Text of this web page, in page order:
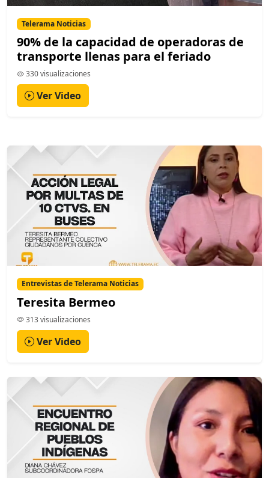
Telerama Noticias
90% de la capacidad de operadoras de
transporte llenas para el feriado
330 visualizaciones
Ver Video
Entrevistas de Telerama Noticias
Teresita Bermeo
313 visualizaciones
Ver Video